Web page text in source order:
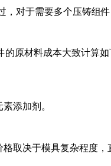
对于需要多个压铸组
原材料成本大致计算如
添加剂。
取决于模具复杂程度